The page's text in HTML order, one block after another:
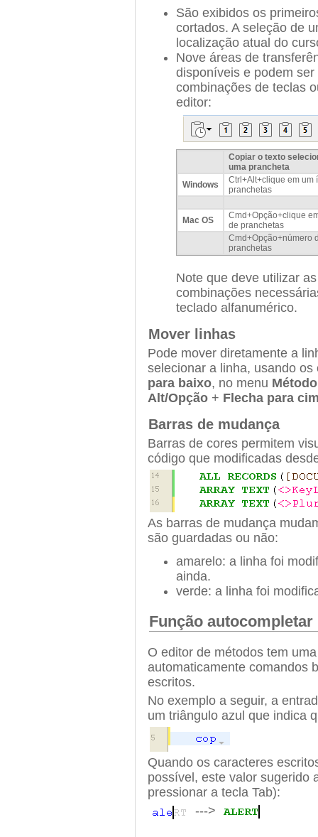
São exibidos os
cortados. A seleção de
localização atual do
Nove áreas de
disponíveis e podem
combinações de teclas
editor:
Copiar o texto
uma prancheta
Windows
Ctrl+Alt+clique em um
pranchetas
Mac OS
Cmd+Opção+clique
de pranchetas
Cmd+Opção+número
pranchetas
Note que deve utilizar
combinações
teclado alfanumérico.
Mover linhas
Pode mover diretamente a
selecionar a linha, usando
para baixo, no menu Método
Alt/Opção + Flecha para
Barras de mudança
Barras de cores permitem
código que modificadas
As barras de mudança
são guardadas ou não:
amarelo: a linha foi
ainda.
verde: a linha foi
Função autocompletar
O editor de métodos tem
automaticamente comandos
escritos.
No exemplo a seguir, a
um triângulo azul que indica
Quando os caracteres
possível, este valor sugerido
pressionar a tecla Tab):
--->